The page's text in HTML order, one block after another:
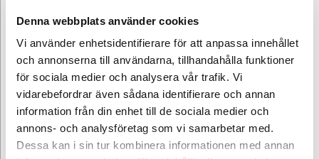
Denna webbplats använder cookies
Vi använder enhetsidentifierare för att anpassa innehållet
och annonserna till användarna, tillhandahålla funktioner
för sociala medier och analysera vår trafik. Vi
vidarebefordrar även sådana identifierare och annan
information från din enhet till de sociala medier och
annons- och analysföretag som vi samarbetar med.
Dessa kan i sin tur kombinera informationen med annan
Meddelande